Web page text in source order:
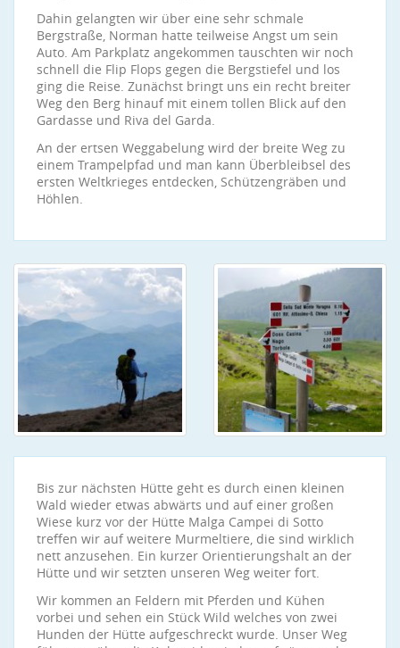
Dahin gelangten wir über eine sehr schmale
Bergstraße, Norman hatte teilweise Angst um sein
Auto. Am Parkplatz angekommen tauschten wir noch
schnell die Flip Flops gegen die Bergstiefel und los
ging die Reise. Zunächst bringt uns ein recht breiter
Weg den Berg hinauf mit einem tollen Blick auf den
Gardasse und Riva del Garda.
An der ertsen Weggabelung wird der breite Weg zu
einem Trampelpfad und man kann Überbleibsel des
ersten Weltkrieges entdecken, Schützengräben und
Höhlen.
Bis zur nächsten Hütte geht es durch einen kleinen
Wald wieder etwas abwärts und auf einer großen
Wiese kurz vor der Hütte Malga Campei di Sotto
treffen wir auf weitere Murmeltiere, die sind wirklich
nett anzusehen. Ein kurzer Orientierungshalt an der
Hütte und wir setzten unseren Weg weiter fort.
Wir kommen an Feldern mit Pferden und Kühen
vorbei und sehen ein Stück Wild welches von zwei
Hunden der Hütte aufgeschreckt wurde. Unser Weg